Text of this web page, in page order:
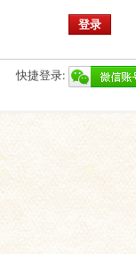
登录
快捷登录: